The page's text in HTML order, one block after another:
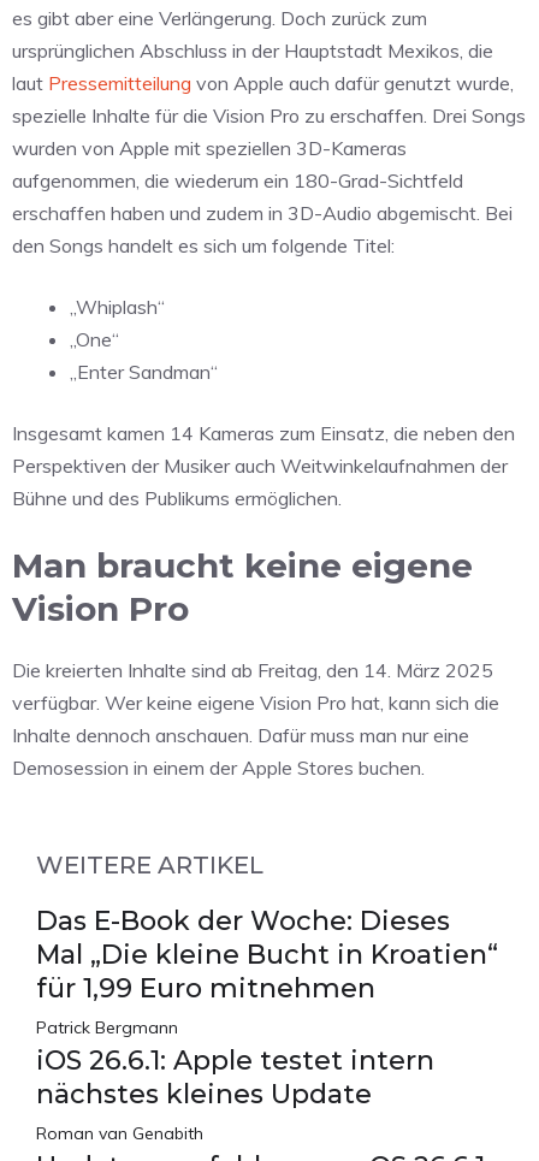
es gibt aber eine Verlängerung. Doch zurück zum
ursprünglichen Abschluss in der Hauptstadt Mexikos, die
laut Pressemitteilung von Apple auch dafür genutzt wurde,
spezielle Inhalte für die Vision Pro zu erschaffen. Drei Songs
wurden von Apple mit speziellen 3D-Kameras
aufgenommen, die wiederum ein 180-Grad-Sichtfeld
erschaffen haben und zudem in 3D-Audio abgemischt. Bei
den Songs handelt es sich um folgende Titel:
„Whiplash“
„One“
„Enter Sandman“
Insgesamt kamen 14 Kameras zum Einsatz, die neben den
Perspektiven der Musiker auch Weitwinkelaufnahmen der
Bühne und des Publikums ermöglichen.
Man braucht keine eigene
Vision Pro
Die kreierten Inhalte sind ab Freitag, den 14. März 2025
verfügbar. Wer keine eigene Vision Pro hat, kann sich die
Inhalte dennoch anschauen. Dafür muss man nur eine
Demosession in einem der Apple Stores buchen.
WEITERE ARTIKEL
Das E-Book der Woche: Dieses
Mal „Die kleine Bucht in Kroatien“
für 1,99 Euro mitnehmen
Patrick Bergmann
iOS 26.6.1: Apple testet intern
nächstes kleines Update
Roman van Genabith